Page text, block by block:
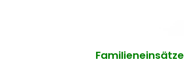
Familieneinsätze